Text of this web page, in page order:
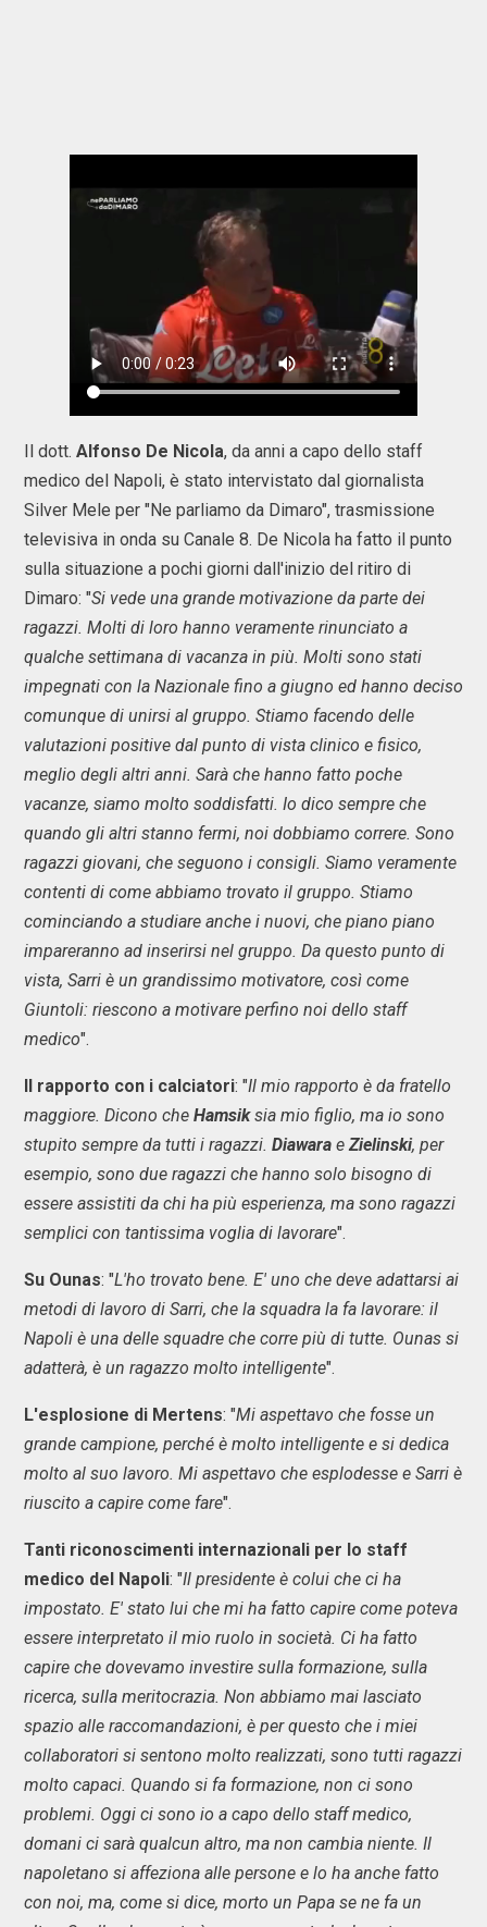
Il dott. Alfonso De Nicola, da anni a capo dello staff
medico del Napoli, è stato intervistato dal giornalista
Silver Mele per "Ne parliamo da Dimaro", trasmissione
televisiva in onda su Canale 8. De Nicola ha fatto il punto
sulla situazione a pochi giorni dall'inizio del ritiro di
Dimaro: "Si vede una grande motivazione da parte dei
ragazzi. Molti di loro hanno veramente rinunciato a
qualche settimana di vacanza in più. Molti sono stati
impegnati con la Nazionale fino a giugno ed hanno deciso
comunque di unirsi al gruppo. Stiamo facendo delle
valutazioni positive dal punto di vista clinico e fisico,
meglio degli altri anni. Sarà che hanno fatto poche
vacanze, siamo molto soddisfatti. Io dico sempre che
quando gli altri stanno fermi, noi dobbiamo correre. Sono
ragazzi giovani, che seguono i consigli. Siamo veramente
contenti di come abbiamo trovato il gruppo. Stiamo
cominciando a studiare anche i nuovi, che piano piano
impareranno ad inserirsi nel gruppo. Da questo punto di
vista, Sarri è un grandissimo motivatore, così come
Giuntoli: riescono a motivare perfino noi dello staff
medico".
Il rapporto con i calciatori: "Il mio rapporto è da fratello
maggiore. Dicono che Hamsiksia mio figlio, ma io sono
stupito sempre da tutti i ragazzi. Diawara eZielinski, per
esempio, sono due ragazzi che hanno solo bisogno di
essere assistiti da chi ha più esperienza, ma sono ragazzi
semplici con tantissima voglia di lavorare".
Su Ounas: "L'ho trovato bene. E' uno che deve adattarsi ai
metodi di lavoro di Sarri, che la squadra la fa lavorare: il
Napoli è una delle squadre che corre più di tutte. Ounas si
adatterà, è un ragazzo molto intelligente".
L'esplosione di Mertens: "Mi aspettavo che fosse un
grande campione, perché è molto intelligente e si dedica
molto al suo lavoro. Mi aspettavo che esplodesse e Sarri è
riuscito a capire come fare".
Tanti riconoscimenti internazionali per lo staff
medico del Napoli: "Il presidente è colui che ci ha
impostato. E' stato lui che mi ha fatto capire come poteva
essere interpretato il mio ruolo in società. Ci ha fatto
capire che dovevamo investire sulla formazione, sulla
ricerca, sulla meritocrazia. Non abbiamo mai lasciato
spazio alle raccomandazioni, è per questo che i miei
collaboratori si sentono molto realizzati, sono tutti ragazzi
molto capaci. Quando si fa formazione, non ci sono
problemi. Oggi ci sono io a capo dello staff medico,
domani ci sarà qualcun altro, ma non cambia niente. Il
napoletano si affeziona alle persone e lo ha anche fatto
con noi, ma, come si dice, morto un Papa se ne fa un